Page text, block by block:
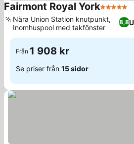
Fairmont Royal York5 Stjärnor
8,8
Nära Union Station knutpunkt,
Inomhuspool med takfönster
Från 1 908 kr
Se priser från 15 sidor